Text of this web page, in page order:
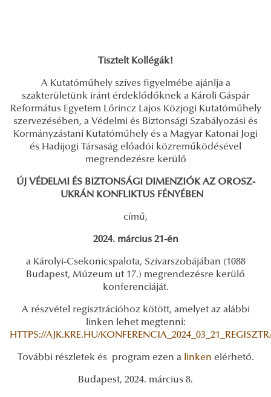
Tisztelt Kollégák!
A Kutatóműhely szíves figyelmébe ajánlja a
szakterületünk iránt érdeklődőknek a Károli Gáspár
Református Egyetem Lőrincz Lajos Közjogi Kutatóműhely
szervezésében, a Védelmi és Biztonsági Szabályozási és
Kormányzástani Kutatóműhely és a Magyar Katonai Jogi
és Hadijogi Társaság előadói közreműködésével
megrendezésre kerülő
ÚJ VÉDELMI ÉS BIZTONSÁGI DIMENZIÓK AZ OROSZ-
UKRÁN KONFLIKTUS FÉNYÉBEN
című,
2024. március 21-én
a Károlyi-Csekonicspalota, Szivarszobájában (1088
Budapest, Múzeum ut 17.) megrendezésre kerülő
konferenciáját.
A részvétel regisztrációhoz kötött, amelyet az alábbi
linken lehet megtenni:
HTTPS://AJK.KRE.HU/
További részletek és program ezen a linken elérhető.
Budapest, 2024. március 8.